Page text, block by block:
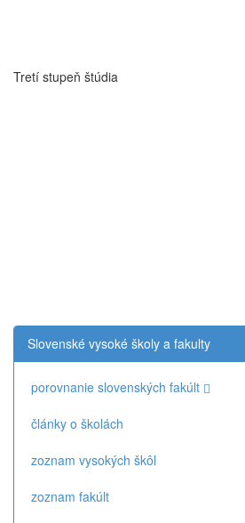
Tretí stupeň štúdia
Slovenské vysoké školy a fakulty
porovnanie slovenských fakúlt
články o školách
zoznam vysokých škôl
zoznam fakúlt